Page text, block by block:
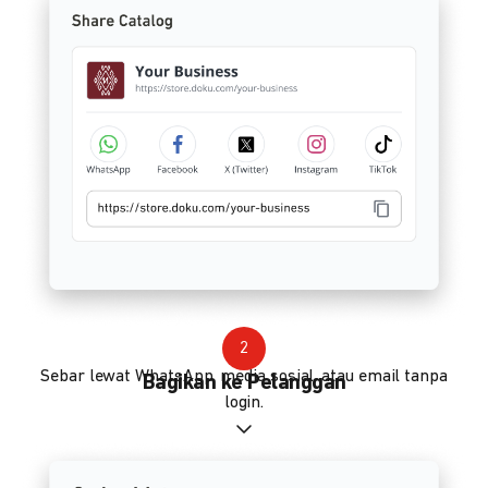
2
Bagikan ke Pelanggan
Sebar lewat WhatsApp, media sosial, atau email tanpa
login.